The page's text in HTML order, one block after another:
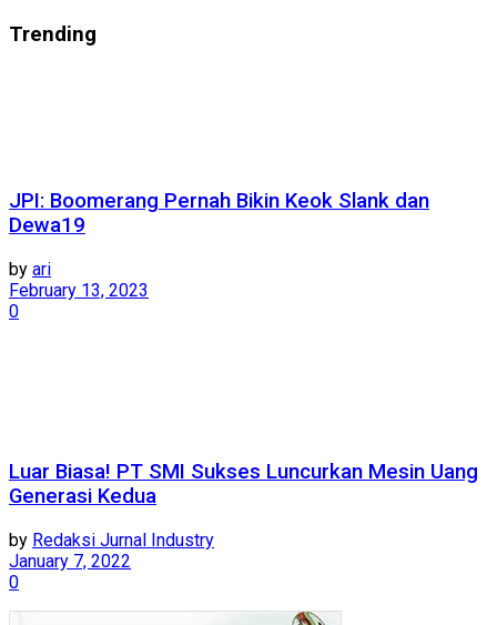
Trending
JPI: Boomerang Pernah Bikin Keok Slank dan
Dewa19
by ari
February 13, 2023
0
Luar Biasa! PT SMI Sukses Luncurkan Mesin Uang
Generasi Kedua
by Redaksi Jurnal Industry
January 7, 2022
0